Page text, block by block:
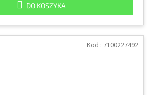
DO KOSZYKA
Kod : 7100227492